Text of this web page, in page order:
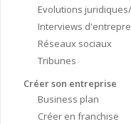
Evolutions
Interviews
Réseaux sociaux
Tribunes
Créer son entreprise
Business plan
Créer en franchise